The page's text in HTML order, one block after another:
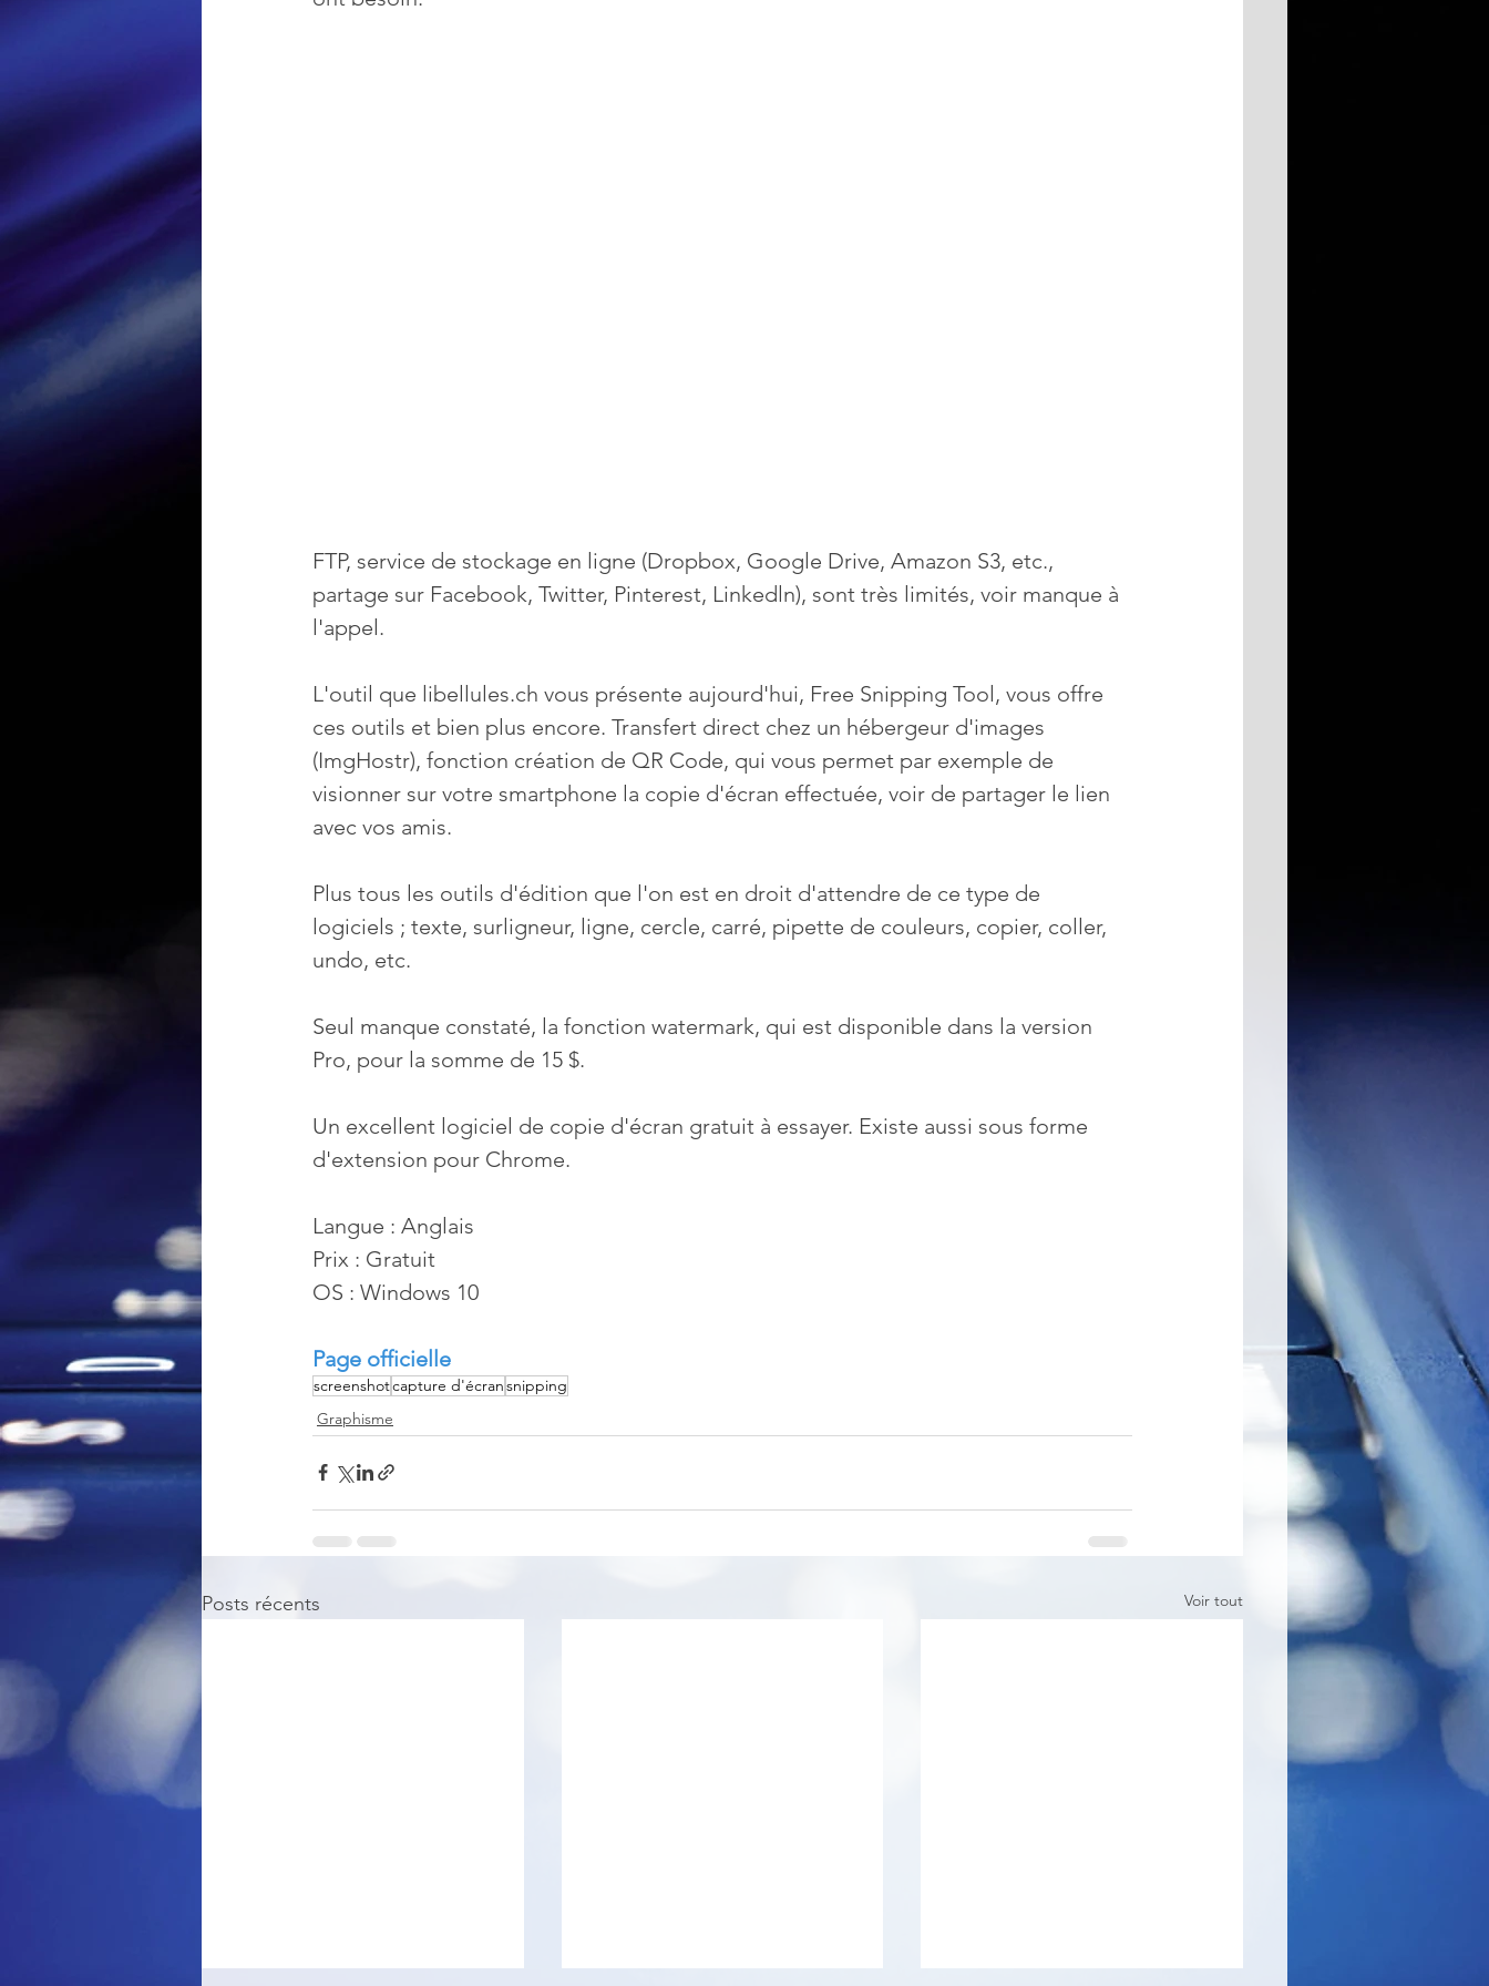
FTP, service de stockage en ligne (Dropbox, Google Drive, Amazon S3, etc.,
partage sur Facebook, Twitter, Pinterest, Linkedln), sont très limités, voir manque à
l'appel.
L'outil que libellules.ch vous présente aujourd'hui, Free Snipping Tool, vous offre
ces outils et bien plus encore. Transfert direct chez un hébergeur d'images
(ImgHostr), fonction création de QR Code, qui vous permet par exemple de
visionner sur votre smartphone la copie d'écran effectuée, voir de partager le lien
avec vos amis.
Plus tous les outils d'édition que l'on est en droit d'attendre de ce type de
logiciels ; texte, surligneur, ligne, cercle, carré, pipette de couleurs, copier, coller,
undo, etc.
Seul manque constaté, la fonction watermark, qui est disponible dans la version
Pro, pour la somme de 15 $.
Un excellent logiciel de copie d'écran gratuit à essayer. Existe aussi sous forme
d'extension pour Chrome.
Langue : Anglais
Prix : Gratuit
OS : Windows 10
Page officielle
screenshotcapture d'écransnipping
Graphisme
Posts récents Voir tout